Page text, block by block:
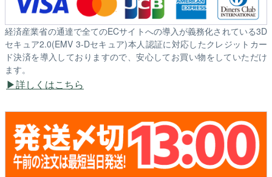
経済産業省の通達で全てのECサイトへの導入が義務化されている3D
セキュア2.0(EMV 3-Dセキュア)本人認証に対応したクレジットカー
ド決済を導入しておりますので、安心してお買い物をしていただけ
ます。
詳しくはこちら